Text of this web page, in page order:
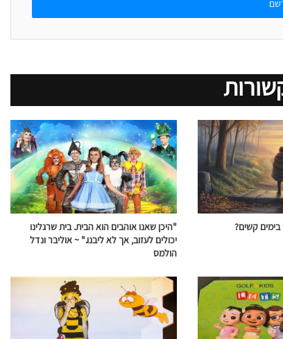
בימים קשים?
"היכן שאנו אוהבים הוא הבית. בית שרגלינו
יכולים לעזוב, אך לא ליבנו." ~ אוליבר ונדל
הולמס